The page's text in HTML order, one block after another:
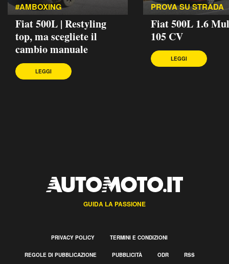
#AMBOXING
Fiat 500L | Restyling
top, ma scegliete il
cambio manuale
LEGGI
PROVA SU STRADA
Fiat 500L 1.6
105 CV
LEGGI
GUIDA LA PASSIONE
PRIVACY POLICY TERMINI E CONDIZIONI
REGOLE DI PUBBLICAZIONE PUBBLICITÀ ODR RSS